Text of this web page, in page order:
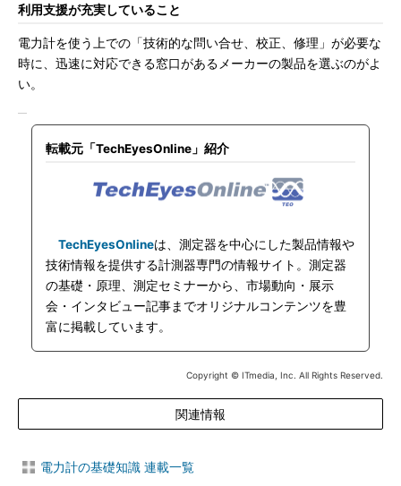
利用支援が充実していること
電力計を使う上での「技術的な問い合せ、校正、修理」が必要な
時に、迅速に対応できる窓口があるメーカーの製品を選ぶのがよ
い。
転載元「TechEyesOnline」紹介
TechEyesOnlineは、測定器を中心にした製品情報や
技術情報を提供する計測器専門の情報サイト。測定器
の基礎・原理、測定セミナーから、市場動向・展示
会・インタビュー記事までオリジナルコンテンツを豊
富に掲載しています。
Copyright © ITmedia, Inc. All Rights Reserved.
関連情報
電力計の基礎知識 連載一覧